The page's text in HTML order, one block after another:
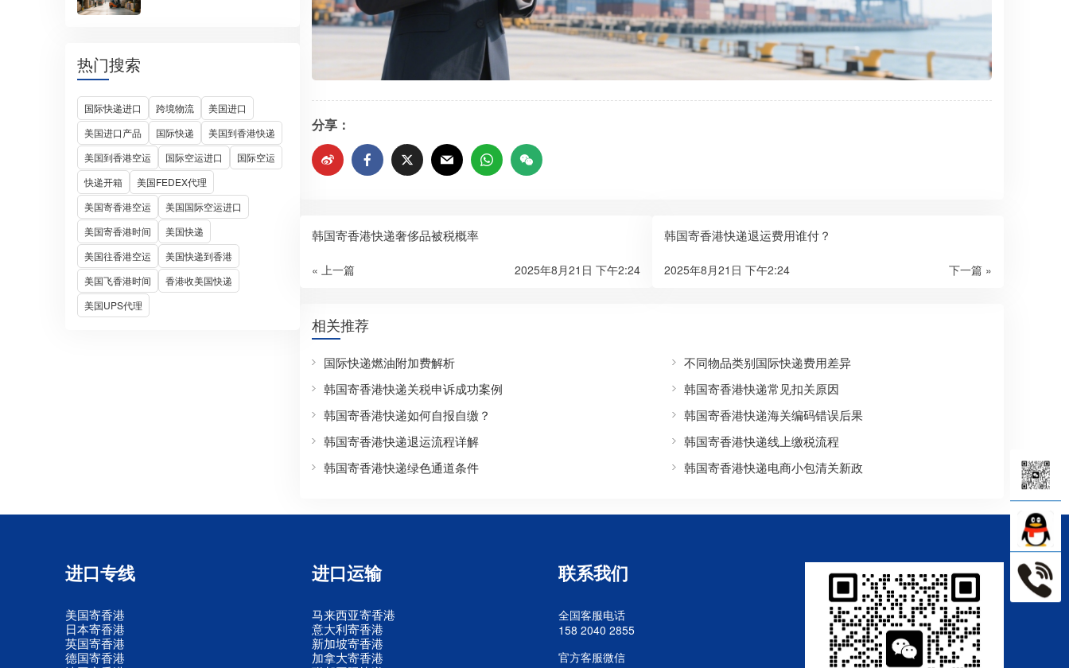
热门搜索
国际快递进口 跨境物流
美国进口
美国进口产品
国际快递
美国到香港快递
美国到香港空运
国际空运进口
国际空运
快递开箱
美国FEDEX代理
美国寄香港空运
美国国际空运进口
美国寄香港时间
美国快递
美国往香港空运
美国快递到香港
美国飞香港时间
香港收美国快递
美国UPS代理
分享：
韩国寄香港快递奢侈品被税概率
« 上一篇 2025年8月21日 下午2:24
韩国寄香港快递退运费用谁付？
下一篇 »
2025年8月21日 下午2:24
相关推荐
国际快递燃油附加费解析
不同物品类别国际快递费用差异
韩国寄香港快递关税申诉成功案例
韩国寄香港快递常见扣关原因
韩国寄香港快递如何自报自缴？
韩国寄香港快递海关编码错误后果
韩国寄香港快递退运流程详解
韩国寄香港快递线上缴税流程
韩国寄香港快递绿色通道条件
韩国寄香港快递电商小包清关新政
进口专线
美国寄香港
日本寄香港
英国寄香港
德国寄香港
进口运输
马来西亚寄香港
意大利寄香港
新加坡寄香港
加拿大寄香港
联系我们
全国客服电话
158 2040 2855
官方客服微信